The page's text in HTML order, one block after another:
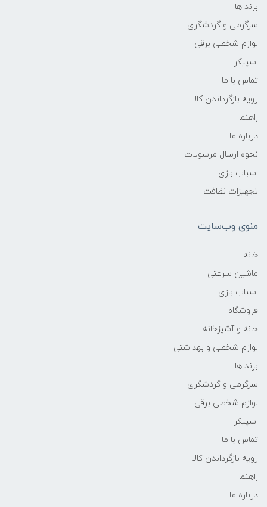
برند ها
سرگرمی و گردشگری
لوازم شخصی برقی
اسپیکر
تماس با ما
رویه بازگرداندن کالا
راهنما
درباره ما
نحوه ارسال مرسولات
اسباب بازی
تجهیزات نظافت
منوی وب‌سایت
خانه
ماشین سرعتی
اسباب بازی
فروشگاه
خانه و آشپزخانه
لوازم شخصی و بهداشتی
برند ها
سرگرمی و گردشگری
لوازم شخصی برقی
اسپیکر
تماس با ما
رویه بازگرداندن کالا
راهنما
درباره ما